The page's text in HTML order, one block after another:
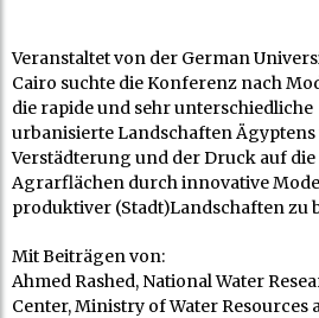
Veranstaltet von der German
Cairo suchte die Konferenz nach
die rapide und sehr unterschiedliche
urbanisierte Landschaften Ägyptens
Verstädterung und der Druck auf die
Agrarflächen durch innovative
produktiver (Stadt)Landschaften zu
Mit Beiträgen von:
Ahmed Rashed, National Water
Center, Ministry of Water Resources